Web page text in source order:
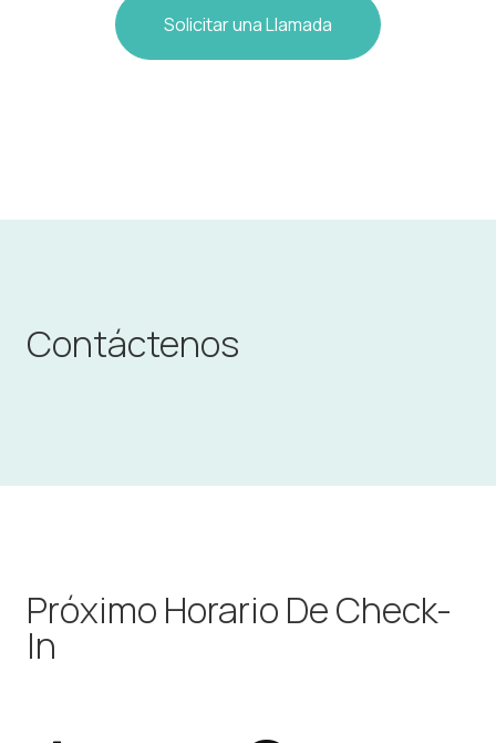
Solicitar una Llamada
Contáctenos
Próximo Horario De Check-
In